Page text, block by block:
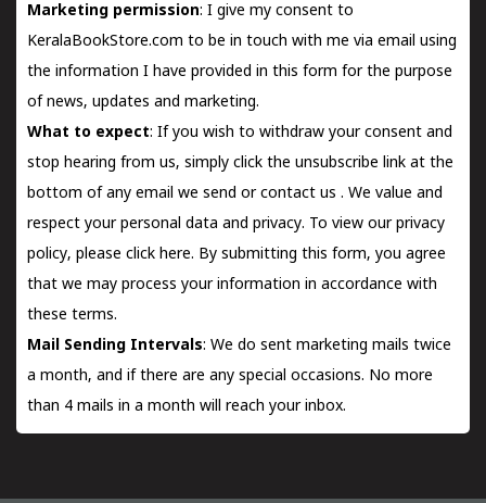
Marketing permission: I give my consent to
KeralaBookStore.com to be in touch with me via email using
the information I have provided in this form for the purpose
of news, updates and marketing.
What to expect: If you wish to withdraw your consent and
stop hearing from us, simply click the unsubscribe link at the
bottom of any email we send orcontact us . We value and
respect your personal data and privacy. To view our privacy
policy, please click here. By submitting this form, you agree
that we may process your information in accordance with
these terms.
Mail Sending Intervals: We do sent marketing mails twice
a month, and if there are any special occasions. No more
than 4 mails in a month will reach your inbox.